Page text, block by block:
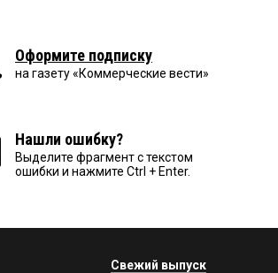
Оформите подписку
на газету «Коммерческие вести»
Нашли ошибку?
Выделите фрагмент с текстом
ошибки и нажмите Ctrl + Enter.
Свежий выпуск